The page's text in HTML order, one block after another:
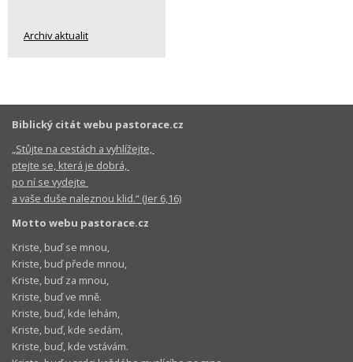
Archiv aktualit
Biblický citát webu pastorace.cz
„Stůjte na cestách a vyhlížejte,
ptejte se, která je dobrá,
po ní se vydejte
a vaše duše naleznou klid.“ (Jer 6,16)
Motto webu pastorace.cz
Kriste, buď se mnou,
Kriste, buď přede mnou,
Kriste, buď za mnou,
Kriste, buď ve mně.
Kriste, buď, kde lehám,
Kriste, buď, kde sedám,
Kriste, buď, kde vstávám.